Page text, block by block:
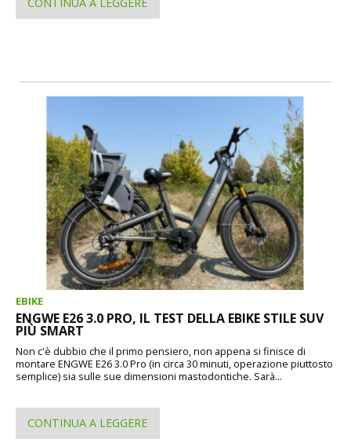
EBIKE
ENGWE E26 3.0 PRO, IL TEST DELLA EBIKE STILE SUV
PIÙ SMART
Non c'è dubbio che il primo pensiero, non appena si finisce di
montare ENGWE E26 3.0 Pro (in circa 30 minuti, operazione piuttosto
semplice) sia sulle sue dimensioni mastodontiche. Sarà...
CONTINUA A LEGGERE